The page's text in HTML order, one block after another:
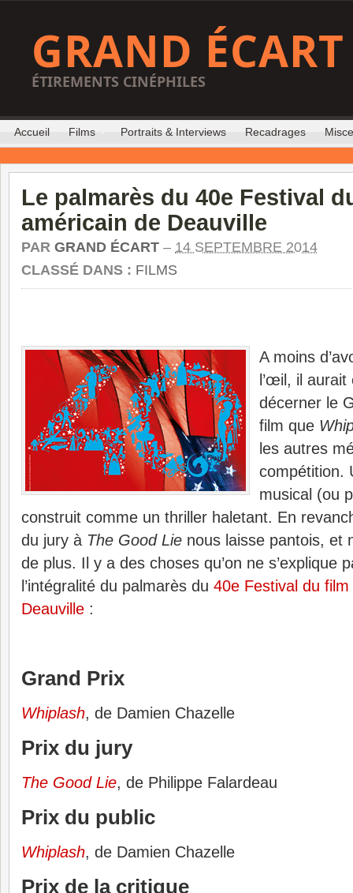
GRAND ÉCART
ÉTIREMENTS CINÉPHILES
Accueil Films Portraits & Interviews Recadrages
Le palmarès du 40e Festival
américain de Deauville
PAR GRAND ÉCART – 14 SEPTEMBRE 2014
CLASSÉ DANS : FILMS
A moins
l’œil, il
décerner le
film que
les autres
compétition.
musical (ou
construit comme un thriller haletant. En
du jury à The Good Lie nous laisse pantois, et
de plus. Il y a des choses qu’on ne s’explique
l’intégralité du palmarès du 40e Festival du
Deauville :
Grand Prix
Whiplash, de Damien Chazelle
Prix du jury
The Good Lie, de Philippe Falardeau
Prix du public
Whiplash, de Damien Chazelle
Prix de la critique